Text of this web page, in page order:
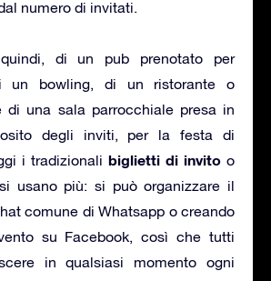
numero di invitati.
di un pub prenotato per
un bowling, di un ristorante o
di una sala parrocchiale presa in
degli inviti, per la festa di
i tradizionali biglietti di invito o
usano più: si può organizzare il
comune di Whatsapp o creando
su Facebook, così che tutti
in qualsiasi momento ogni